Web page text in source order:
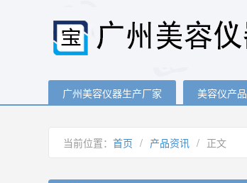
广州美容仪器生产厂家 美容仪产品
当前位置： 首页 / 产品资讯 / 正文